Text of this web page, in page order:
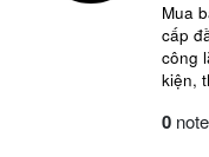
Mua
cấp
công
kiện,
0